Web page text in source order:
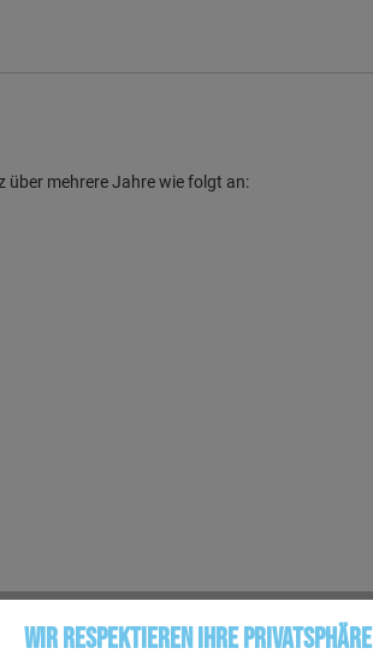
über mehrere Jahre wie folgt an:
Wir respektieren Ihre Privatsphäre